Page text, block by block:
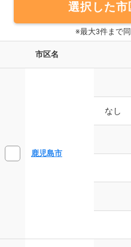
選択した市
※最大3件まで
市区名
鹿児島市
なし